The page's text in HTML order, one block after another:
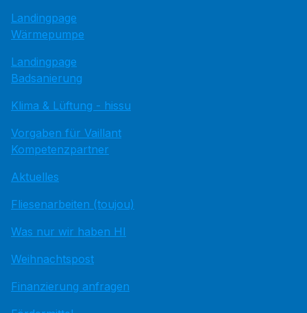
Landingpage
Wärmepumpe
Landingpage
Badsanierung
Klima & Lüftung - hissu
Vorgaben für Vaillant
Kompetenzpartner
Aktuelles
Fliesenarbeiten (toujou)
Was nur wir haben HI
Weihnachtspost
Finanzierung anfragen